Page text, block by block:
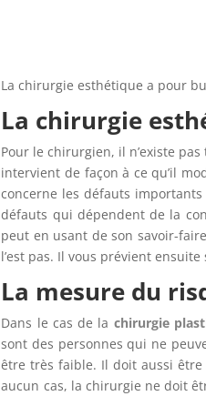
La chirurgie esthétique a pour
La chirurgie
Pour le chirurgien, il n’existe
intervient de façon à ce qu’il
concerne les défauts importants
défauts qui dépendent de la
peut en usant de son savoir-
l’est pas. Il vous prévient
La mesure du
Dans le cas de la chirurgie
sont des personnes qui ne
être très faible. Il doit aussi
aucun cas, la chirurgie ne doit